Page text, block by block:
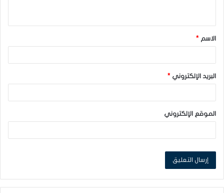
ق
*
الاسم *
البريد الإلكتروني *
الموقع الإلكتروني